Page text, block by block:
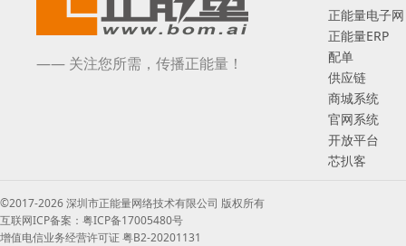
—— 关注您所需，传播正能量！
正能量电子网
正能量ERP
配单
供应链
商城系统
官网系统
开放平台
芯扒客
©2017-2026 深圳市正能量网络技术有限公司 版权所有
互联网ICP备案：粤ICP备17005480号
增值电信业务经营许可证 粤B2-20201131